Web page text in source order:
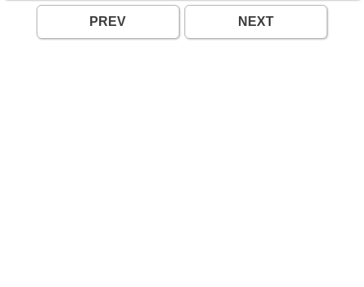
PREV NEXT